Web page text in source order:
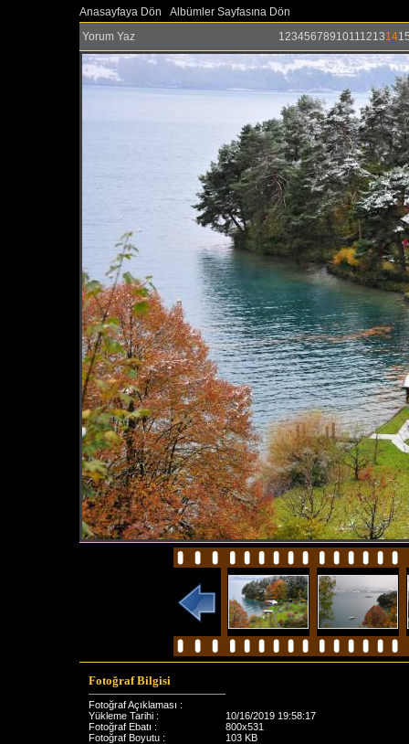
Anasayfaya Dön
Albümler Sayfasına Dön
Yorum Yaz
1234567891011121314
Fotoğraf Bilgisi
Fotoğraf Açıklaması :
Yükleme Tarihi :
10/16/2019 19:58:17
Fotoğraf Ebatı :
800x531
Fotoğraf Boyutu :
103 KB